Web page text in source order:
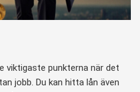
viktigaste punkterna när det
jobb. Du kan hitta lån även